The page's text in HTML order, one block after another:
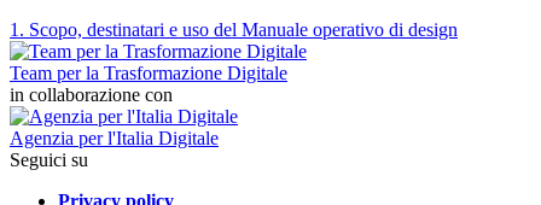
1. Scopo, destinatari e uso del Manuale operativo di design
Team per la Trasformazione Digitale
in collaborazione con
Agenzia per l'Italia Digitale
Seguici su
Privacy policy